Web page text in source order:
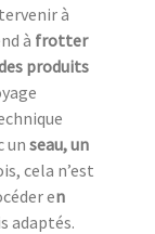
à
à frotter
produits
un seau, un
cela n’est
en
adaptés.